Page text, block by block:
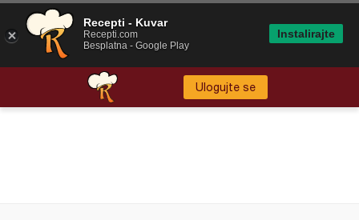
Ulogujte se
Recepti - Kuvar
Recepti.com
Besplatna - Google Play
Instalirajte